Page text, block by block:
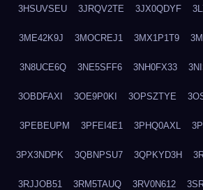
3HSUVSEU 3JRQV2TE 3JX0QDYF
3ME42K9J 3MOCREJ1 3MX1P1T9
3N8UCE6Q 3NE5SFF6 3NH0FX33
3OBDFAXI 3OE9P0KI 3OPSZTYE
3PEBEUPM 3PFEI4E1 3PHQ0AXL
3PX3NDPK 3QBNPSU7 3QPKYD3H
3RJJOB51 3RM5TAUQ 3RV0N612